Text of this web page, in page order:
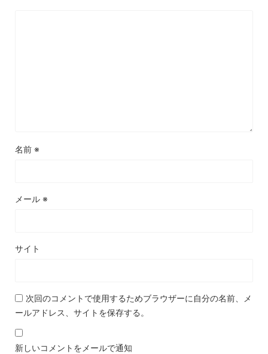
名前 ※
メール ※
サイト
次回のコメントで使用するためブラウザーに自分の名前、メ
ールアドレス、サイトを保存する。
新しいコメントをメールで通知